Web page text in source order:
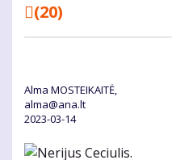
(20)
Alma MOSTEIKAITĖ,
alma@ana.lt
2023-03-14